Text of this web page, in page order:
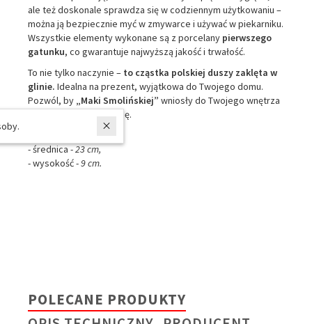
ale też doskonale sprawdza się w codziennym użytkowaniu –
można ją bezpiecznie myć w zmywarce i używać w piekarniku.
Wszystkie elementy wykonane są z porcelany pierwszego
gatunku, co gwarantuje najwyższą jakość i trwałość.
To nie tylko naczynie – to cząstka polskiej duszy zaklęta w
glinie. Idealna na prezent, wyjątkowa do Twojego domu.
Pozwól, by „Maki Smolińskiej” wniosły do Twojego wnętrza
spokój, piękno i tradycję.
- średnica -23 cm,
- wysokość -9 cm.
POLECANE PRODUKTY
W ostatnich 7 dniach produktem interesują się